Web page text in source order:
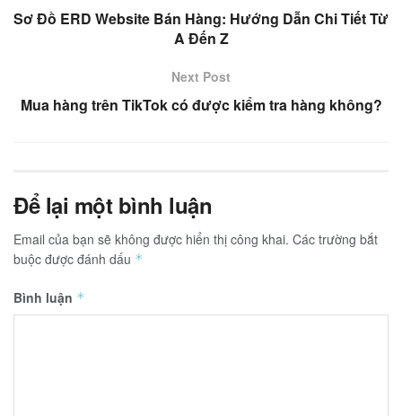
Sơ Đồ ERD Website Bán Hàng: Hướng Dẫn Chi Tiết Từ
A Đến Z
Next Post
Mua hàng trên TikTok có được kiểm tra hàng không?
Để lại một bình luận
Email của bạn sẽ không được hiển thị công khai. Các trường bắt
buộc được đánh dấu *
Bình luận *